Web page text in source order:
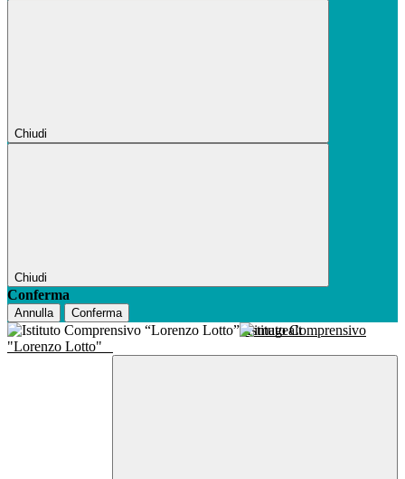
Chiudi
Chiudi
Conferma
Annulla Conferma
Istituto Comprensivo
"Lorenzo Lotto"